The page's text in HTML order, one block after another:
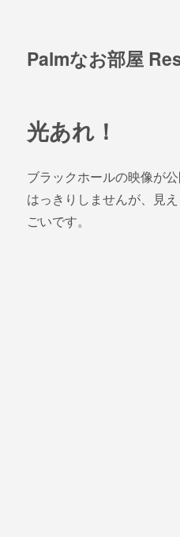
Palmなお部屋
光あれ！
ブラックホールの映像が公
はっきりしませんが、見
ごいです。